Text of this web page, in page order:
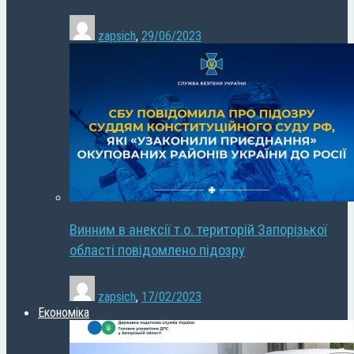
zapsich, 29/06/2023
Винним в анексії т.о. територій Запорізької
області повідомлено підозру
zapsich, 17/02/2023
Економіка